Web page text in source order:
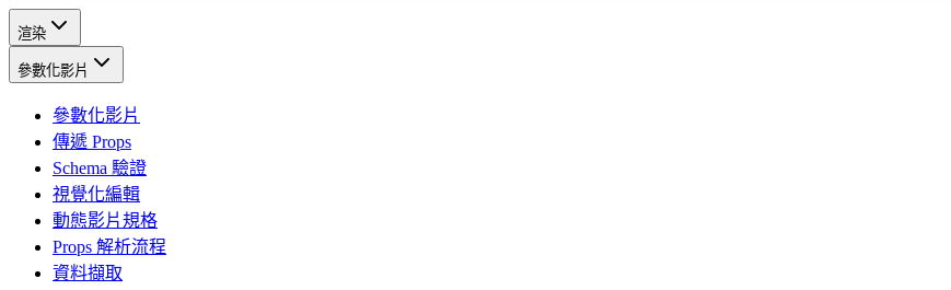
渲染
參數化影片
參數化影片
傳遞 Props
Schema 驗證
視覺化編輯
動態影片規格
Props 解析流程
資料擷取